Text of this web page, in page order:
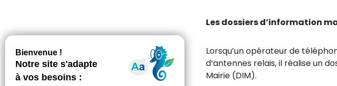
Les dossiers d’information
Lorsqu’un opérateur de
d’antennes relais, il réalise un
Mairie (DIM).